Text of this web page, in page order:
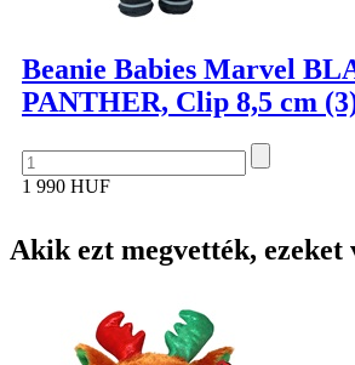
Beanie Babies Marvel
PANTHER, Clip 8,5 cm
1 990 HUF
Akik ezt megvették, ezeket